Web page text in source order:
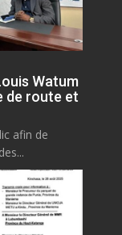
Watum
de route et
afin de